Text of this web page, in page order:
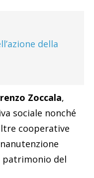
della
Zoccala,
sociale nonché
cooperative
patrimonio del